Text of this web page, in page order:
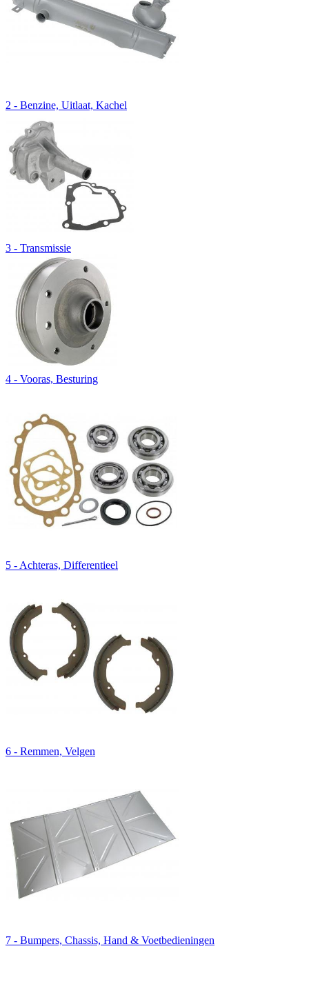
2 - Benzine, Uitlaat, Kachel
3 - Transmissie
4 - Vooras, Besturing
5 - Achteras, Differentieel
6 - Remmen, Velgen
7 - Bumpers, Chassis, Hand & Voetbedieningen